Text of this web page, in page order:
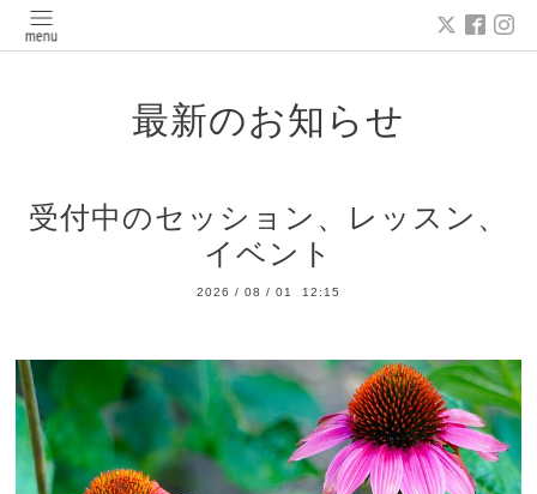
最新のお知らせ
受付中のセッション、レッスン、
イベント
2026 / 08 / 01 12:15